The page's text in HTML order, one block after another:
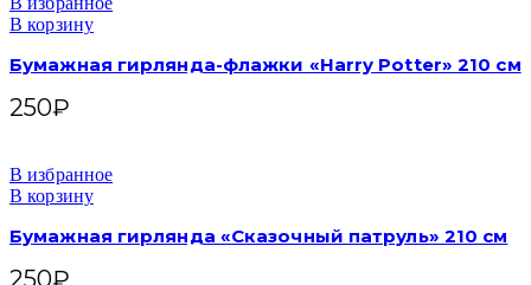
В корзину
Бумажная гирлянда-флажки «Harry Potter» 210 см
250₽
В избранное
В корзину
Бумажная гирлянда «Сказочный патруль» 210 см
250₽